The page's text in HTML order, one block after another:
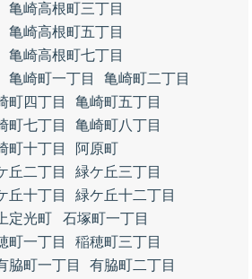
亀崎高根町三丁目
亀崎高根町五丁目
亀崎高根町七丁目
亀崎町一丁目
亀崎町二丁目
町四丁目
亀崎町五丁目
町七丁目
亀崎町八丁目
町十丁目
阿原町
丘二丁目
緑ケ丘三丁目
丘十丁目
緑ケ丘十二丁目
上定光町
石塚町一丁目
町一丁目
稲穂町三丁目
脇町一丁目
有脇町二丁目